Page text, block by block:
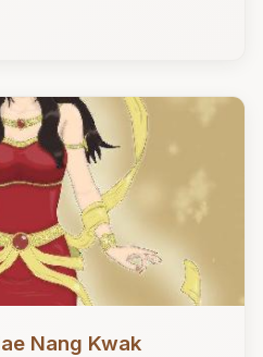
Nang Kwak